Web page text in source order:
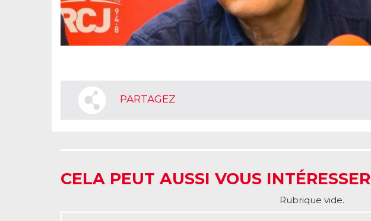
PARTAGEZ
CELA PEUT AUSSI VOUS INTÉRESSER
Rubrique vide.